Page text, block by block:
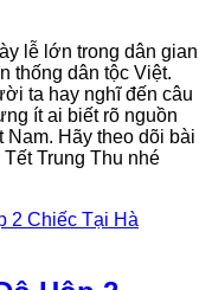
lễ lớn trong dân gian
thống dân tộc Việt.
ta hay nghĩ đến câu
ít ai biết rõ nguồn
Nam. Hãy theo dõi bài
Trung Thu nhé